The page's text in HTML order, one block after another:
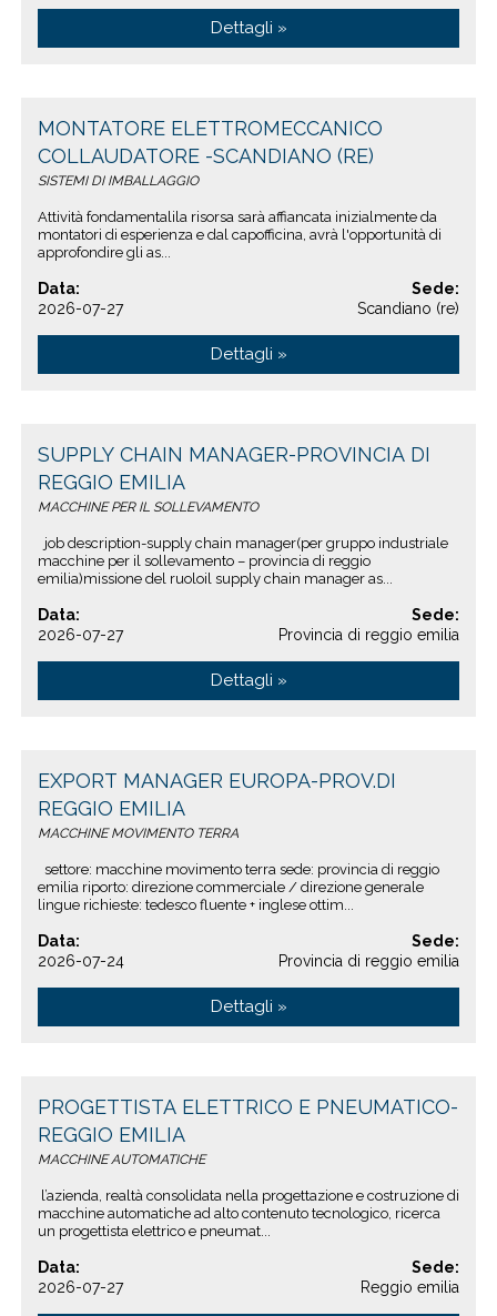
Dettagli »
MONTATORE ELETTROMECCANICO
COLLAUDATORE -SCANDIANO (RE)
SISTEMI DI IMBALLAGGIO
Attività fondamentalila risorsa sarà affiancata inizialmente da
montatori di esperienza e dal capofficina, avrà l'opportunità di
approfondire gli as...
Data:
2026-07-27
Sede:
Scandiano (re)
Dettagli »
SUPPLY CHAIN MANAGER-PROVINCIA DI
REGGIO EMILIA
MACCHINE PER IL SOLLEVAMENTO
job description-supply chain manager(per gruppo industriale
macchine per il sollevamento – provincia di reggio
emilia)missione del ruoloil supply chain manager as...
Data:
2026-07-27
Sede:
Provincia di reggio emilia
Dettagli »
EXPORT MANAGER EUROPA-PROV.DI
REGGIO EMILIA
MACCHINE MOVIMENTO TERRA
settore: macchine movimento terra sede: provincia di reggio
emilia riporto: direzione commerciale / direzione generale
lingue richieste: tedesco fluente + inglese ottim...
Data:
2026-07-24
Sede:
Provincia di reggio emilia
Dettagli »
PROGETTISTA ELETTRICO E PNEUMATICO-
REGGIO EMILIA
MACCHINE AUTOMATICHE
l’azienda, realtà consolidata nella progettazione e costruzione di
macchine automatiche ad alto contenuto tecnologico, ricerca
un progettista elettrico e pneumat...
Data:
2026-07-27
Sede:
Reggio emilia